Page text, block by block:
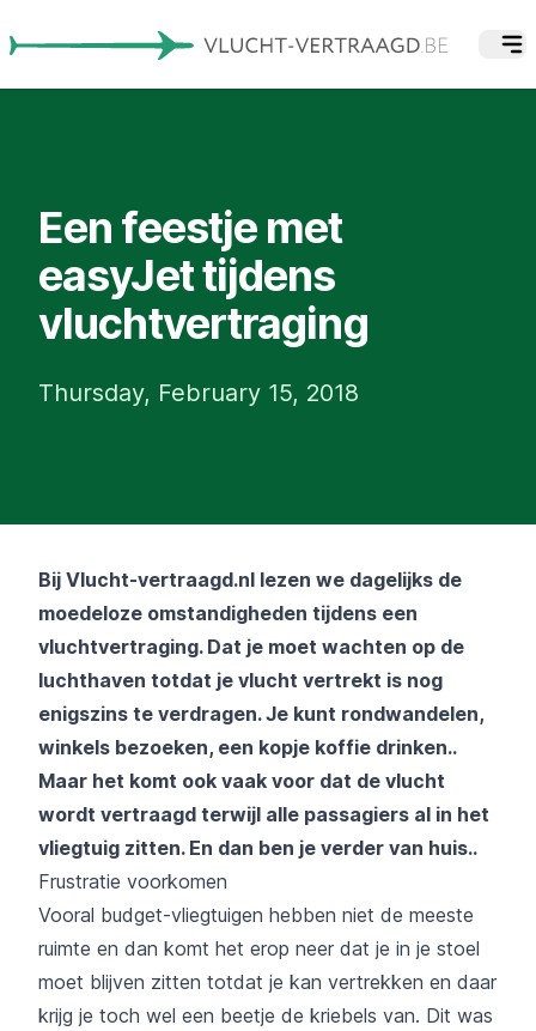
Een feestje met
easyJet tijdens
vluchtvertraging
Thursday, February 15, 2018
Bij Vlucht-vertraagd.nl lezen we dagelijks de
moedeloze omstandigheden tijdens een
vluchtvertraging. Dat je moet wachten op de
luchthaven totdat je vlucht vertrekt is nog
enigszins te verdragen. Je kunt rondwandelen,
winkels bezoeken, een kopje koffie drinken..
Maar het komt ook vaak voor dat de vlucht
wordt vertraagd terwijl alle passagiers al in het
vliegtuig zitten. En dan ben je verder van huis..
Frustratie voorkomen
Vooral budget-vliegtuigen hebben niet de meeste
ruimte en dan komt het erop neer dat je in je stoel
moet blijven zitten totdat je kan vertrekken en daar
krijg je toch wel een beetje de kriebels van. Dit was